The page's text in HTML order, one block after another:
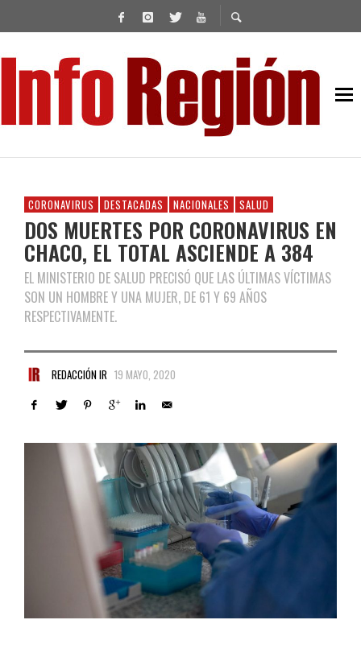
CORONAVIRUS DESTACADAS NACIONALES SALUD
DOS MUERTES POR CORONAVIRUS EN
CHACO, EL TOTAL ASCIENDE A 384
EL MINISTERIO DE SALUD PRECISÓ QUE LAS ÚLTIMAS VÍCTIMAS
SON UN HOMBRE Y UNA MUJER, DE 61 Y 69 AÑOS
RESPECTIVAMENTE.
REDACCIÓN IR 19 MAYO, 2020